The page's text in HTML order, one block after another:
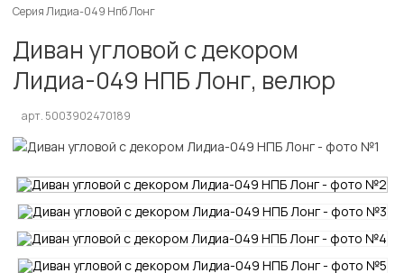
Серия Лидиа-049 Нпб Лонг
Диван угловой с декором
Лидиа-049 НПБ Лонг, велюр
арт. 5003902470189